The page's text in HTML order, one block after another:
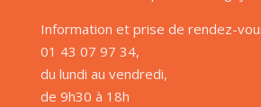
Information et prise de rendez-
01 43 07 97 34,
du lundi au vendredi,
de 9h30 à 18h